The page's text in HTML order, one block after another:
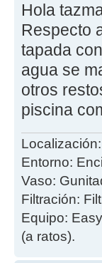
Hola
Respecto
tapada
agua se
otros
piscina
Entorno:
Vaso:
Filtración:
Equipo:
(a ratos).